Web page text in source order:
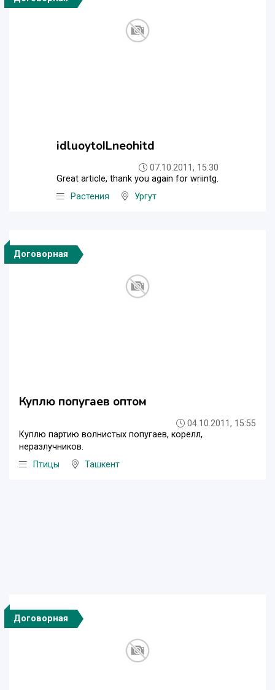
idluoytoILneohitd
07.10.2011, 15:30
Great article, thank you again for wriintg.
Растения
Ургут
Договорная
Куплю попугаев оптом
04.10.2011, 15:55
Куплю партию волнистых попугаев, корелл,
неразлучников.
Птицы
Ташкент
Договорная